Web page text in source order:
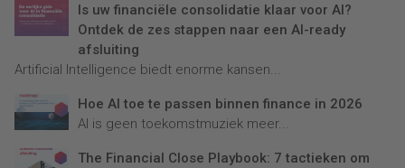
Is uw financiële consolidatie klaar voor AI?
Ontdek de zes stappen naar een AI-ready
afsluiting
Artificial Intelligence biedt enorme kansen...
Hoe AI toe te passen binnen finance in 2026
AI is geen toekomstmuziek meer...
The Financial Close Playbook: 7 tactieken om